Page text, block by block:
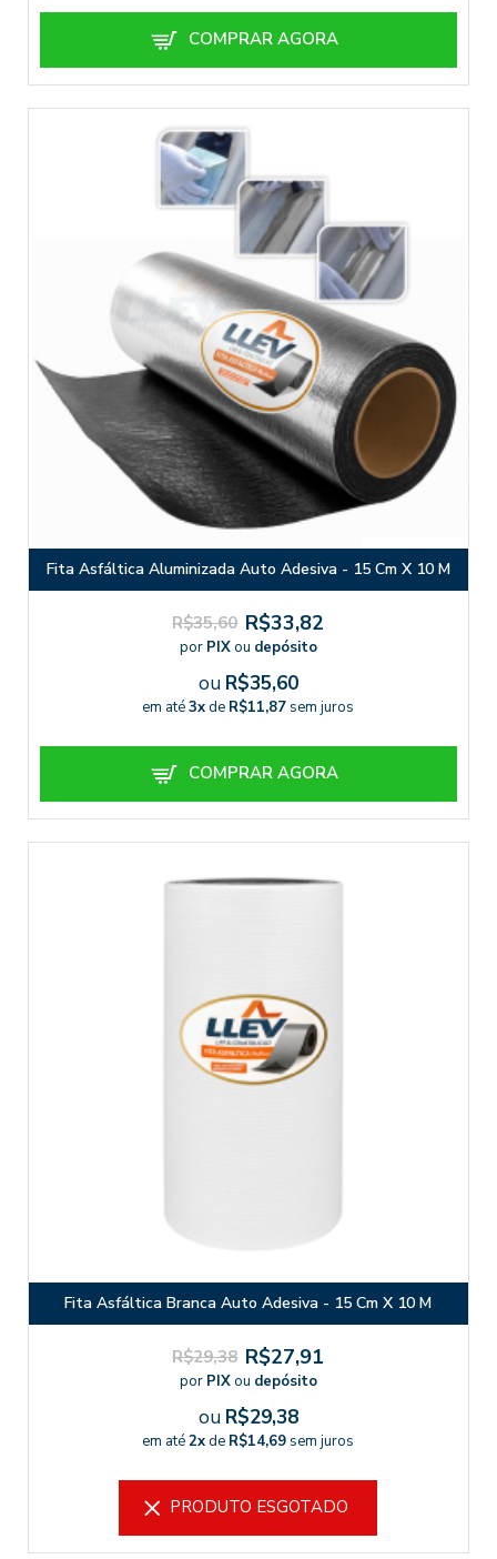
COMPRAR AGORA
Fita Asfáltica Aluminizada Auto Adesiva - 15 Cm X 10 M
R$35,60 R$33,82
por PIXou depósito
ou R$35,60
em até3xde R$11,87 sem juros
COMPRAR AGORA
Fita Asfáltica Branca Auto Adesiva - 15 Cm X 10 M
R$29,38 R$27,91
por PIXou depósito
ou R$29,38
em até2xde R$14,69 sem juros
PRODUTO ESGOTADO